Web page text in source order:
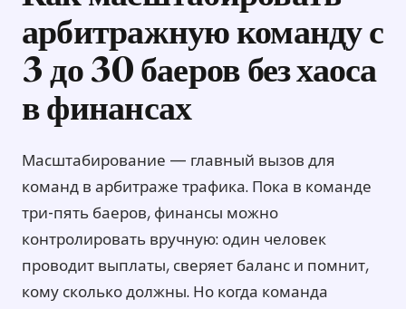
арбитражную команду с
3 до 30 баеров без хаоса
в финансах
Масштабирование — главный вызов для
команд в арбитраже трафика. Пока в команде
три-пять баеров, финансы можно
контролировать вручную: один человек
проводит выплаты, сверяет баланс и помнит,
кому сколько должны. Но когда команда